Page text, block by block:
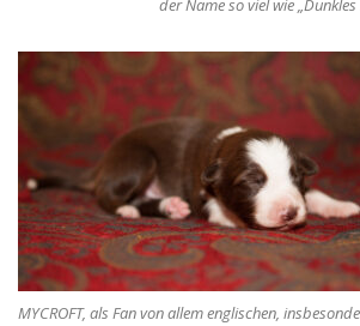
der Name so viel wie
MYCROFT, als Fan von allem englischen,